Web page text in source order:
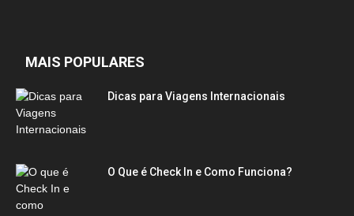
MAIS POPULARES
Dicas para Viagens Internacionais
O Que é Check In e Como Funciona?